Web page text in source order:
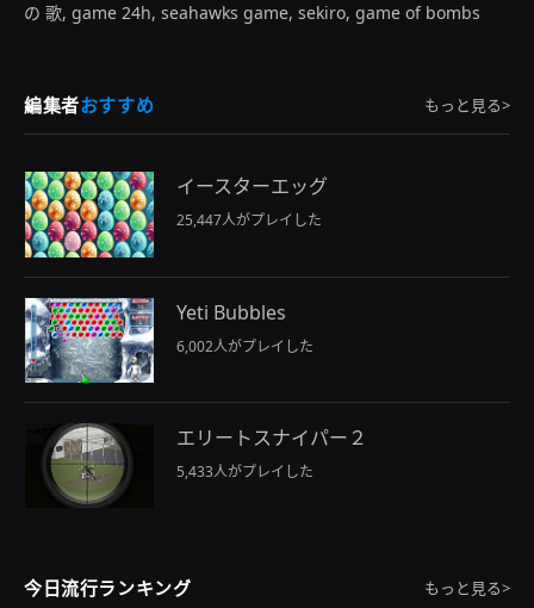
の 歌, game 24h, seahawks game, sekiro, game of bombs
編集者おすすめ もっと見る>
イースターエッグ
25,447人がプレイした
Yeti Bubbles
6,002人がプレイした
エリートスナイパー２
5,433人がプレイした
今日流行ランキング もっと見る>